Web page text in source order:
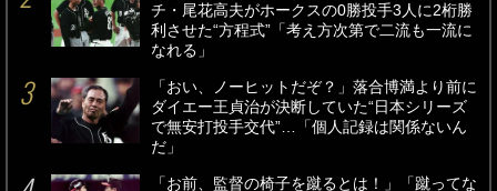
チ・尾花高夫がホークスの0勝投手3人に2桁勝
利させた“方程式”「考え方次第で二流も一流に
なれる」
「おい、ノーヒットだぞ？」落合博満より前に
ダイエー王貞治が決断していた“日本シリーズ
で無安打投手交代”…「個人記録は関係ないん
だ」
「お前、監督の椅子を蹴るとは！」「蹴ってな